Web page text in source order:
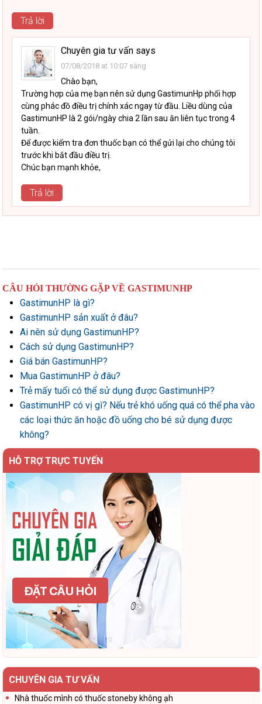
Trả lời
Chuyên gia tư vấn says
07/08/2018 at 10:07 sáng
Chào bạn,
Trường hợp của mẹ bạn nên sử dụng GastimunHp phối hợp
cùng phác đồ điều trị chính xác ngay từ đầu. Liều dùng của
GastimunHP là 2 gói/ngày chia 2 lần sau ăn liên tục trong 4
tuần.
Để được kiểm tra đơn thuốc bạn có thể gửi lại cho chúng tôi
trước khi bắt đầu điều trị.
Chúc bạn mạnh khỏe,
Trả lời
CÂU HỎI THƯỜNG GẶP VỀ GASTIMUNHP
GastimunHP là gì?
GastimunHP sản xuất ở đâu?
Ai nên sử dụng GastimunHP?
Cách sử dụng GastimunHP?
Giá bán GastimunHP?
Mua GastimunHP ở đâu?
Trẻ mấy tuổi có thể sử dụng được GastimunHP?
GastimunHP có vị gì? Nếu trẻ khó uống quá có thể pha vào
các loại thức ăn hoặc đồ uống cho bé sử dụng được
không?
HỖ TRỢ TRỰC TUYẾN
CHUYÊN GIA TƯ VẤN
Nhà thuốc mình có thuốc stoneby không ạh